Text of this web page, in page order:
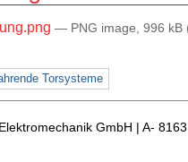
— PNG image, 996 kB
Torsysteme
GmbH | A-